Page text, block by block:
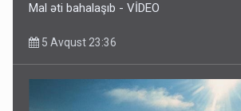
Mal əti bahalaşıb - VİDEO
5 Avqust 23:36